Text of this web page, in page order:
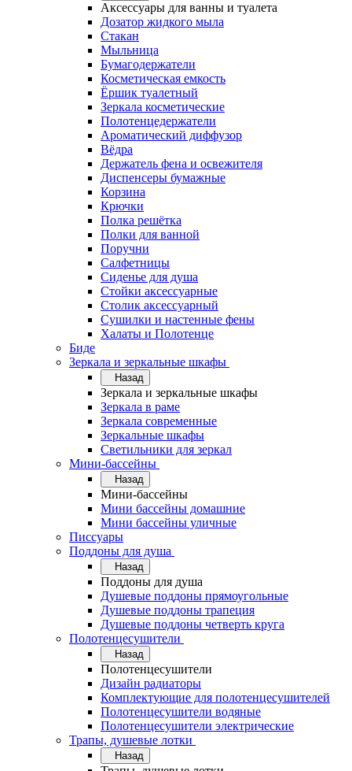
Аксессуары для ванны и туалета
Дозатор жидкого мыла
Стакан
Мыльница
Бумагодержатели
Косметическая емкость
Ёршик туалетный
Зеркала косметические
Полотенцедержатели
Ароматический диффузор
Вёдра
Держатель фена и освежителя
Диспенсеры бумажные
Корзина
Крючки
Полка решётка
Полки для ванной
Поручни
Салфетницы
Сиденье для душа
Стойки аксессуарные
Столик аксессуарный
Сушилки и настенные фены
Халаты и Полотенце
Биде
Зеркала и зеркальные шкафы
Назад
Зеркала и зеркальные шкафы
Зеркала в раме
Зеркала современные
Зеркальные шкафы
Светильники для зеркал
Мини-бассейны
Назад
Мини-бассейны
Мини бассейны домашние
Мини бассейны уличные
Писсуары
Поддоны для душа
Назад
Поддоны для душа
Душевые поддоны прямоугольные
Душевые поддоны трапеция
Душевые поддоны четверть круга
Полотенцесушители
Назад
Полотенцесушители
Дизайн радиаторы
Комплектующие для полотенцесушителей
Полотенцесушители водяные
Полотенцесушители электрические
Трапы, душевые лотки
Назад